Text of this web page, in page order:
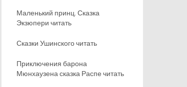
Маленький принц. Сказка
Экзюпери читать
Сказки Ушинского читать
Приключения барона
Мюнхаузена сказка Распе читать